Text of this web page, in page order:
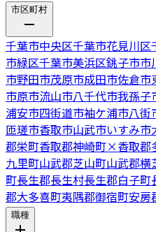
市区町村
千葉市中央区千葉市花見川区
市緑区千葉市美浜区銚子市市
市野田市茂原市成田市佐倉市
市原市流山市八千代市我孫子
浦安市四街道市袖ケ浦市八街
匝瑳市香取市山武市いすみ市
郡栄町香取郡神崎町×香取郡
九里町山武郡芝山町山武郡横
町長生郡長生村長生郡白子町
郡大多喜町夷隅郡御宿町安房
職種